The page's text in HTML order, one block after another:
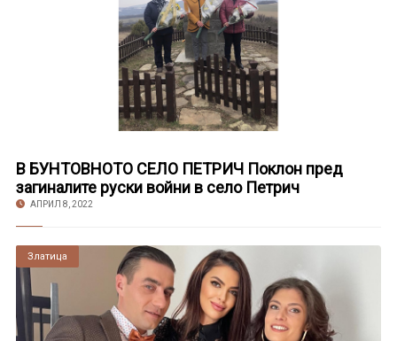
В БУНТОВНОТО СЕЛО ПЕТРИЧ Поклон пред
загиналите руски войни в село Петрич
АПРИЛ 8, 2022
Златица